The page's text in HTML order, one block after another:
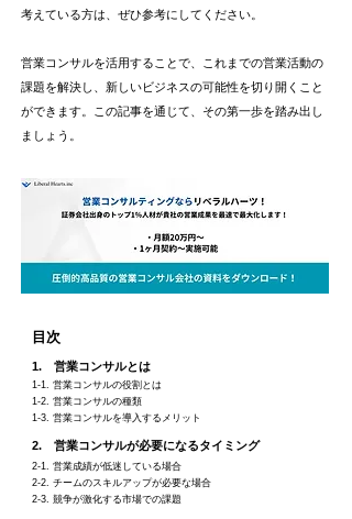
考えている方は、ぜひ参考にしてください。
営業コンサルを活用することで、これまでの営業活動の
課題を解決し、新しいビジネスの可能性を切り開くこと
ができます。この記事を通じて、その第一歩を踏み出し
ましょう。
目次
1. 営業コンサルとは
1-1. 営業コンサルの役割とは
1-2. 営業コンサルの種類
1-3. 営業コンサルを導入するメリット
2. 営業コンサルが必要になるタイミング
2-1. 営業成績が低迷している場合
2-2. チームのスキルアップが必要な場合
2-3. 競争が激化する市場での課題